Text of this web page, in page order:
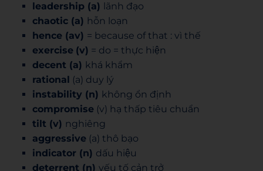
leadership (a) lãnh đạo
chaotic (a) hỗn loạn
hence (av) = because of that : vì thế
exercise (v) = do = thực hiện
decent (a) khá khẩm
rational (a) duy lý
instability (n) không ổn định
compromise (v) hạ thấp tiêu chuẩn
tilt (v) nghiêng
aggressive (a) thô bạo
indicator (n) dấu hiệu
deterrent (n) yếu tố cản trở